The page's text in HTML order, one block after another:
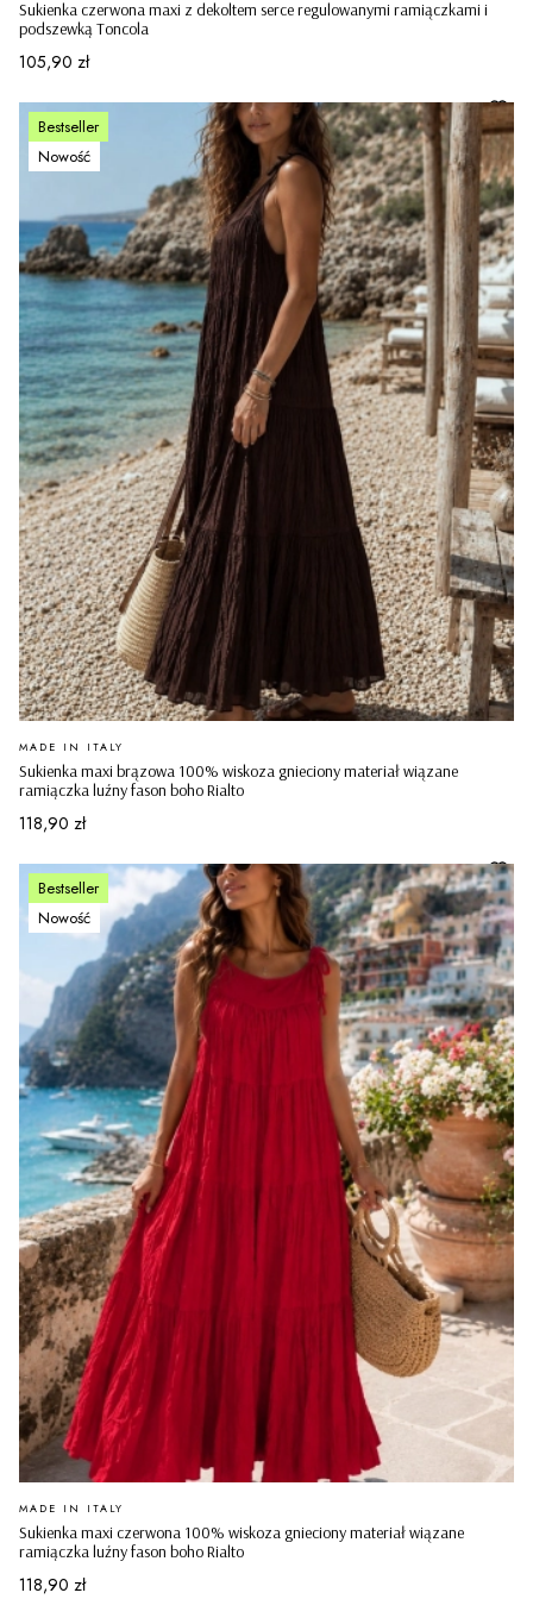
Sukienka czerwona maxi z dekoltem serce regulowanymi ramiączkami i
podszewką Toncola
Cena
105,90 zł
Bestseller
Nowość
Sukienka maxi brązowa 100% wiskoza gnieciony materiał wiązane
ramiączka luźny fason boho Rialto
PRODUCENT
MADE IN ITALY
Cena
118,90 zł
Bestseller
Nowość
Sukienka maxi czerwona 100% wiskoza gnieciony materiał wiązane
ramiączka luźny fason boho Rialto
PRODUCENT
MADE IN ITALY
Cena
118,90 zł